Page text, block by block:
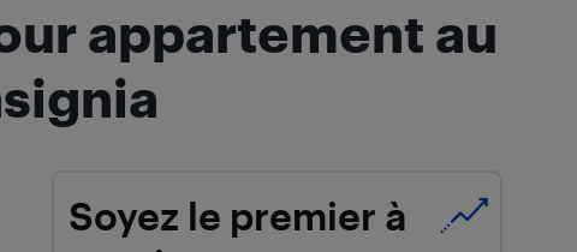
appartement au
Soyez le premier à